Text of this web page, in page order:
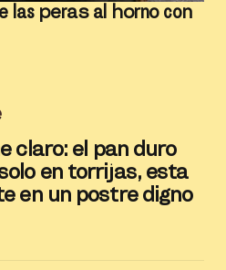
las peras al horno con
claro: el pan duro
en torrijas, esta
en un postre digno